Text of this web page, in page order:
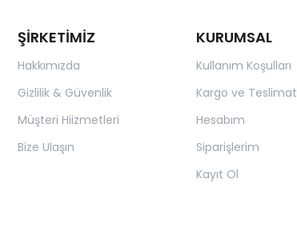
ŞİRKETİMİZ
Hakkımızda
Gizlilik & Güvenlik
Müşteri Hiizmetleri
Bize Ulaşın
KURUMSAL
Kullanım Koşulları
Kargo ve Teslimat
Hesabım
Siparişlerim
Kayıt Ol